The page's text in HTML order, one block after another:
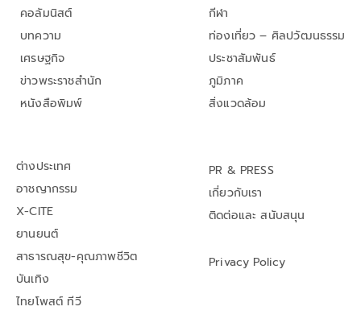
คอลัมนิสต์
บทความ
เศรษฐกิจ
ข่าวพระราชสำนัก
หนังสือพิมพ์
กีฬา
ท่องเที่ยว – ศิลปวัฒนธรรม
ประชาสัมพันธ์
ภูมิภาค
สิ่งแวดล้อม
ต่างประเทศ
อาชญากรรม
X-CITE
ยานยนต์
สาธารณสุข-คุณภาพชีวิต
บันเทิง
ไทยโพสต์ ทีวี
PR & PRESS
เกี่ยวกับเรา
ติดต่อและ สนับสนุน
Privacy Policy